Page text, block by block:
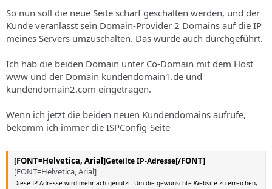
So nun soll die neue Seite scharf geschalten werden, und der
Kunde veranlasst sein Domain-Provider 2 Domains auf die IP
meines Servers umzuschalten. Das wurde auch durchgeführt.
Ich hab die beiden Domain unter Co-Domain mit dem Host
www und der Domain kundendomain1.de und
kundendomain2.com eingetragen.
Wenn ich jetzt die beiden neuen Kundendomains aufrufe,
bekomm ich immer die ISPConfig-Seite
[FONT=Helvetica, Arial]Geteilte IP-Adresse[/FONT]
[FONT=Helvetica, Arial]
Diese IP-Adresse wird mehrfach genutzt. Um die gewünschte Website zu erreichen,